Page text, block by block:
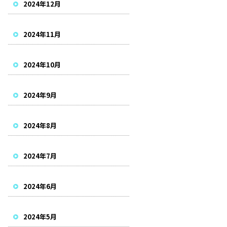
2024年12月
2024年11月
2024年10月
2024年9月
2024年8月
2024年7月
2024年6月
2024年5月